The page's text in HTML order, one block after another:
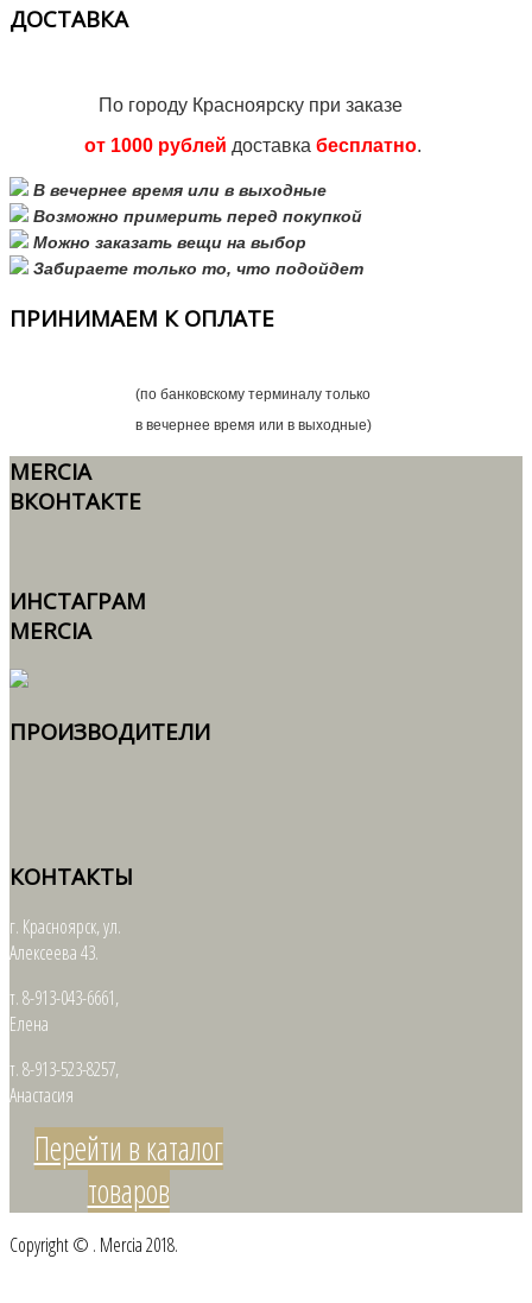
ДОСТАВКА
По городу Красноярску при заказе
от 1000 рублей доставкабесплатно.
В вечернее время или в выходные
Возможно примерить перед покупкой
Можно заказать вещи на выбор
Забираете только то, что подойдет
ПРИНИМАЕМ К ОПЛАТЕ
(по банковскому терминалу только
в вечернее время или в выходные)
MERCIA
ВКОНТАКТЕ
ИНСТАГРАМ
MERCIA
ПРОИЗВОДИТЕЛИ
КОНТАКТЫ
г. Красноярск, ул.
Алексеева 43.
т. 8-913-043-6661,
Елена
т. 8-913-523-8257,
Анастасия
Перейти в каталог
товаров
Copyright © . Mercia 2018.